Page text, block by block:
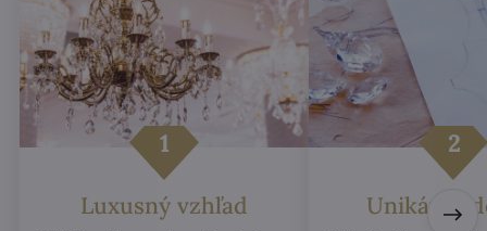
Luxusný vzhľad Unikátny